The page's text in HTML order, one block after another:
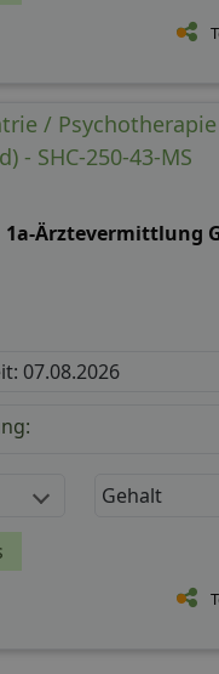
/
- SHC-250-43-MS
1a-Ärztevermittlung
07.08.2026
Gehalt